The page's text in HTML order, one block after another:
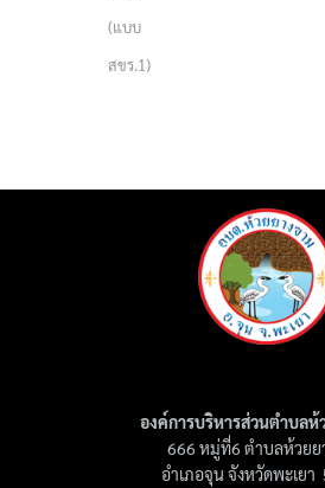
(แบบ
สขร.1)
องค์การบริหารส่วนตำบลห้
666 หมู่ที่6 ตำบลห้วยย
อำเภอจุน จังหวัดพะเยา